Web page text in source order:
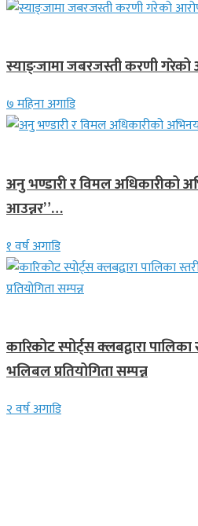
स्याङ्जामा जबरजस्ती करणी गरेको
७ महिना अगाडि
अनु भण्डारी र विमल अधिकारीको
आउन्नर”…
१ वर्ष अगाडि
कारिकोट स्पोर्ट्स क्लबद्वारा
भलिबल प्रतियोगिता सम्पन्न
२ वर्ष अगाडि